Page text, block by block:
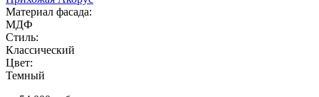
Материал фасада:
МДФ
Стиль:
Классический
Цвет:
Темный